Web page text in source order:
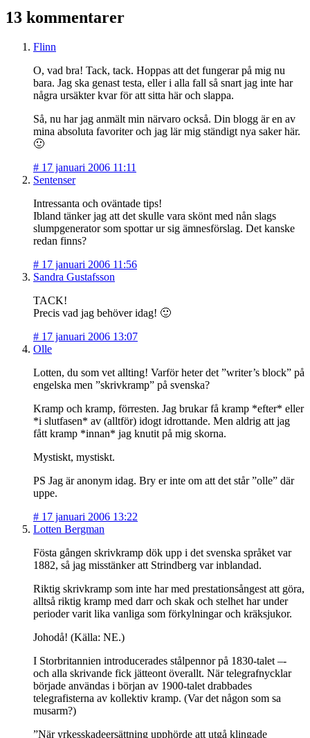
13 kommentarer
Flinn
O, vad bra! Tack, tack. Hoppas att det fungerar på mig nu
bara. Jag ska genast testa, eller i alla fall så snart jag inte har
några ursäkter kvar för att sitta här och slappa.
Så, nu har jag anmält min närvaro också. Din blogg är en av
mina absoluta favoriter och jag lär mig ständigt nya saker här.
🙂
# 17 januari 2006 11:11
Sentenser
Intressanta och oväntade tips!
Ibland tänker jag att det skulle vara skönt med nån slags
slumpgenerator som spottar ur sig ämnesförslag. Det kanske
redan finns?
# 17 januari 2006 11:56
Sandra Gustafsson
TACK!
Precis vad jag behöver idag! 🙂
# 17 januari 2006 13:07
Olle
Lotten, du som vet allting! Varför heter det ”writer’s block” på
engelska men ”skrivkramp” på svenska?
Kramp och kramp, förresten. Jag brukar få kramp *efter* eller
*i slutfasen* av (alltför) idogt idrottande. Men aldrig att jag
fått kramp *innan* jag knutit på mig skorna.
Mystiskt, mystiskt.
PS Jag är anonym idag. Bry er inte om att det står ”olle” där
uppe.
# 17 januari 2006 13:22
Lotten Bergman
Fösta gången skrivkramp dök upp i det svenska språket var
1882, så jag misstänker att Strindberg var inblandad.
Riktig skrivkramp som inte har med prestationsångest att göra,
alltså riktig kramp med darr och skak och stelhet har under
perioder varit lika vanliga som förkylningar och kräksjukor.
Johodå! (Källa: NE.)
I Storbritannien introducerades stålpennor på 1830-talet –-
och alla skrivande fick jätteont överallt. När telegrafnycklar
började användas i början av 1900-talet drabbades
telegrafisterna av kollektiv kramp. (Var det någon som sa
musarm?)
”När yrkesskadeersättning upphörde att utgå klingade